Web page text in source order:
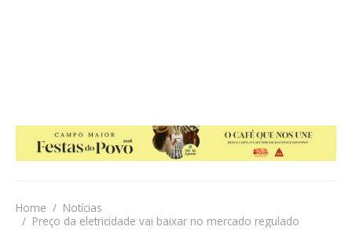
Home
Notícias
Preço da eletricidade vai baixar no mercado regulado